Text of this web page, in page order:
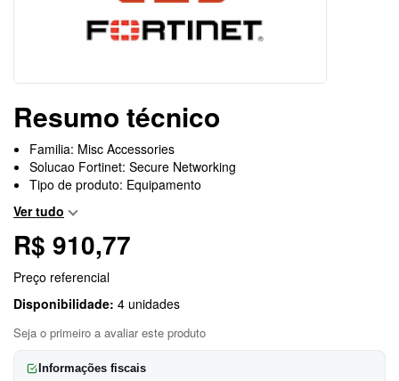
Resumo técnico
Familia: Misc Accessories
Solucao Fortinet: Secure Networking
Tipo de produto: Equipamento
Ver tudo
R$ 910,77
Preço referencial
Disponibilidade: 4 unidades
Seja o primeiro a avaliar este produto
Informações fiscais